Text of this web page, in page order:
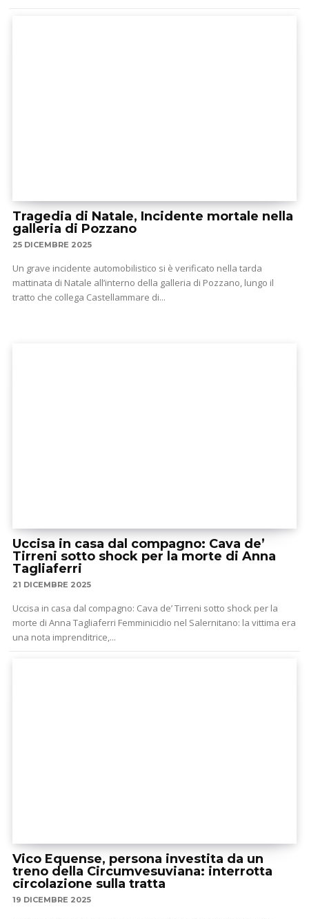
Tragedia di Natale, Incidente mortale nella
galleria di Pozzano
25 DICEMBRE 2025
Un grave incidente automobilistico si è verificato nella tarda
mattinata di Natale all’interno della galleria di Pozzano, lungo il
tratto che collega Castellammare di...
Uccisa in casa dal compagno: Cava de’
Tirreni sotto shock per la morte di Anna
Tagliaferri
21 DICEMBRE 2025
Uccisa in casa dal compagno: Cava de’ Tirreni sotto shock per la
morte di Anna Tagliaferri Femminicidio nel Salernitano: la vittima era
una nota imprenditrice,...
Vico Equense, persona investita da un
treno della Circumvesuviana: interrotta
circolazione sulla tratta
19 DICEMBRE 2025